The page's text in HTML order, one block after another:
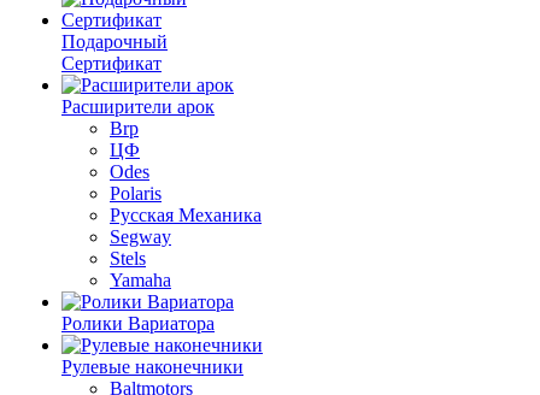
Подарочный
Сертификат
Расширители арок
Brp
ЦФ
Odes
Polaris
Русская Механика
Segway
Stels
Yamaha
Ролики Вариатора
Рулевые наконечники
Baltmotors